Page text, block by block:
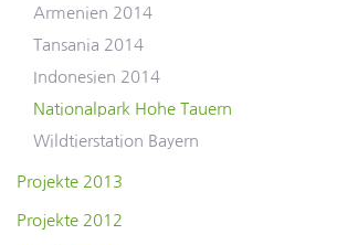
Armenien 2014
Tansania 2014
Indonesien 2014
Nationalpark Hohe Tauern
Wildtierstation Bayern
Projekte 2013
Projekte 2012